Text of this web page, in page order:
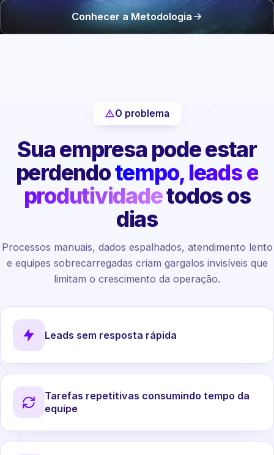
Conhecer a Metodologia
O problema
Sua empresa pode estar
perdendotempo, leads e
produtividadetodos os
dias
Processos manuais, dados espalhados, atendimento lento
e equipes sobrecarregadas criam gargalos invisíveis que
limitam o crescimento da operação.
Leads sem resposta rápida
Tarefas repetitivas consumindo tempo da
equipe